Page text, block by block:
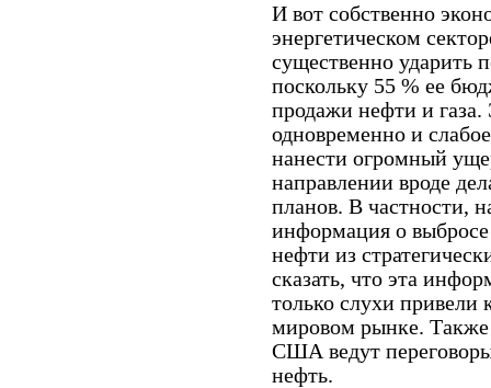
И вот собственно
энергетическом
существенно ударить
поскольку 55 % ее
продажи нефти и
одновременно и
нанести огромный
направлении вроде
планов. В частности,
информация о
нефти из
сказать, что эта
только слухи
мировом рынке. Также
США ведут
нефть.